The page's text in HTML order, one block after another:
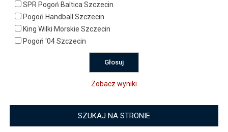
SPR Pogoń Baltica Szczecin
Pogoń Handball Szczecin
King Wilki Morskie Szczecin
Pogoń '04 Szczecin
Zobacz wyniki
SZUKAJ NA STRONIE